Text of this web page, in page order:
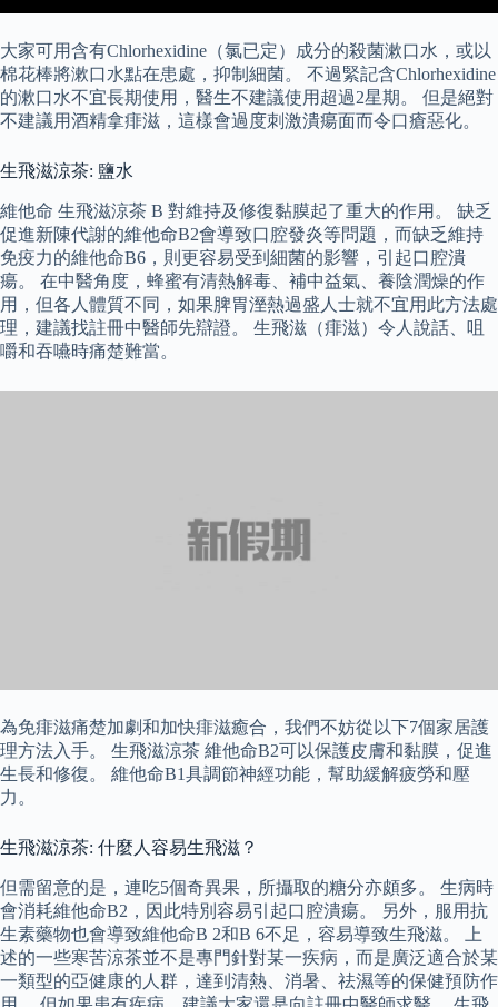
大家可用含有Chlorhexidine（氯已定）成分的殺菌漱口水，或以
棉花棒將漱口水點在患處，抑制細菌。 不過緊記含Chlorhexidine
的漱口水不宜長期使用，醫生不建議使用超過2星期。 但是絕對
不建議用酒精拿痱滋，這樣會過度刺激潰瘍面而令口瘡惡化。
生飛滋涼茶: 鹽水
維他命 生飛滋涼茶 B 對維持及修復黏膜起了重大的作用。 缺乏
促進新陳代謝的維他命B2會導致口腔發炎等問題，而缺乏維持
免疫力的維他命B6，則更容易受到細菌的影響，引起口腔潰
瘍。 在中醫角度，蜂蜜有清熱解毒、補中益氣、養陰潤燥的作
用，但各人體質不同，如果脾胃溼熱過盛人士就不宜用此方法處
理，建議找註冊中醫師先辯證。 生飛滋（痱滋）令人說話、咀
嚼和吞嚥時痛楚難當。
為免痱滋痛楚加劇和加快痱滋癒合，我們不妨從以下7個家居護
理方法入手。 生飛滋涼茶 維他命B2可以保護皮膚和黏膜，促進
生長和修復。 維他命B1具調節神經功能，幫助緩解疲勞和壓
力。
生飛滋涼茶: 什麼人容易生飛滋？
但需留意的是，連吃5個奇異果，所攝取的糖分亦頗多。 生病時
會消耗維他命B2，因此特別容易引起口腔潰瘍。 另外，服用抗
生素藥物也會導致維他命B 2和B 6不足，容易導致生飛滋。 上
述的一些寒苦涼茶並不是專門針對某一疾病，而是廣泛適合於某
一類型的亞健康的人群，達到清熱、消暑、祛濕等的保健預防作